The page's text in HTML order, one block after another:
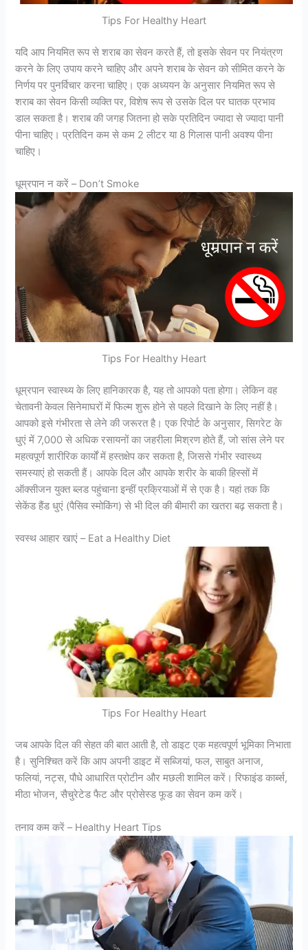
Tips For Healthy Heart
यदि आप नियमित रूप से शराब का सेवन करते हैं, तो इसके सेवन पर नियंत्रण
करने के लिए उपाय करने चाहिए और अपने शराब के सेवन को सीमित करने के
निर्णय पर पुनर्विचार करना चाहिए। एक अध्ययन के अनुसार नियमित रूप से
शराब का सेवन किसी व्यक्ति पर, विशेष रूप से उसके दिल पर घातक प्रभाव
डाल सकता है। शराब की जगह जितना हो सके प्रतिदिन ज्यादा से ज्यादा पानी
पीना चाहिए। प्रतिदिन कम से कम 2 लीटर या 8 गिलास पानी अवश्य पीना
चाहिए।
धूम्रपान न करें – Don’t Smoke
Tips For Healthy Heart
धूम्रपान स्वास्थ्य के लिए हानिकारक है, यह तो आपको पता होगा। लेकिन वह
चेतावनी केवल सिनेमाघरों में फिल्म शुरू होने से पहले दिखाने के लिए नहीं है।
आपको इसे गंभीरता से लेने की जरूरत है। एक रिपोर्ट के अनुसार, सिगरेट के
धुएं में 7,000 से अधिक रसायनों का जहरीला मिश्रण होते हैं, जो सांस लेने पर
महत्वपूर्ण शारीरिक कार्यों में हस्तक्षेप कर सकता है, जिससे गंभीर स्वास्थ्य
समस्याएं हो सकती हैं। आपके दिल और आपके शरीर के बाकी हिस्सों में
ऑक्सीजन युक्त ब्लड पहुंचाना इन्हीं प्रक्रियाओं में से एक है। यहां तक कि
सेकेंड हैंड धुएं (पैसिव स्मोकिंग) से भी दिल की बीमारी का खतरा बढ़ सकता है।
स्वस्थ आहार खाएं – Eat a Healthy Diet
Tips For Healthy Heart
जब आपके दिल की सेहत की बात आती है, तो डाइट एक महत्वपूर्ण भूमिका निभाता
है। सुनिश्चित करें कि आप अपनी डाइट में सब्जियां, फल, साबुत अनाज,
फलियां, नट्स, पौधे आधारित प्रोटीन और मछली शामिल करें। रिफाइंड कार्ब्स,
मीठा भोजन, सैचुरेटेड फैट और प्रोसेस्ड फूड का सेवन कम करें।
तनाव कम करें – Healthy Heart Tips